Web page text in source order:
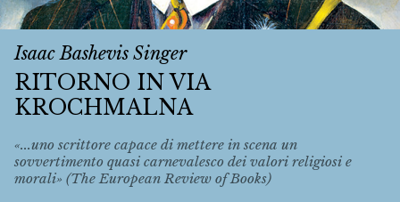
Isaac Bashevis Singer
RITORNO IN VIA
KROCHMALNA
«...uno scrittore capace di mettere in scena un
sovvertimento quasi carnevalesco dei valori religiosi e
morali» (The European Review of Books)